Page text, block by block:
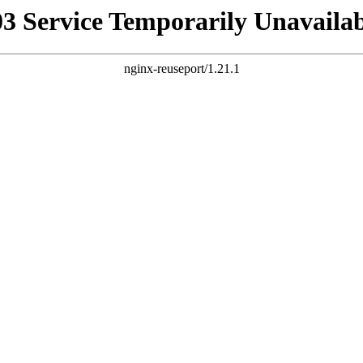
Service Temporarily
nginx-reuseport/1.21.1